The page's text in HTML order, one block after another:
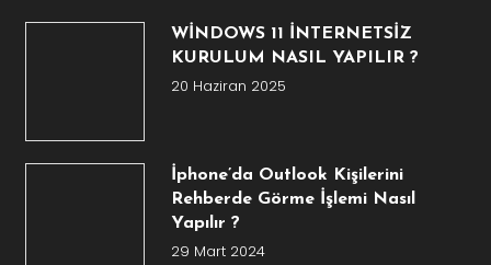
WİNDOWS 11 İNTERNETSİZ
KURULUM NASIL YAPILIR ?
20 Haziran 2025
İphone’da Outlook Kişilerini
Rehberde Görme İşlemi Nasıl
Yapılır ?
29 Mart 2024